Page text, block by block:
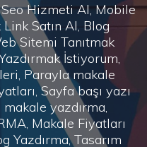
Hizmeti Al, Mobile
Satın Al, Blog
Sitemi Tanıtmak
İstiyorum,
Parayla makale
Sayfa başı yazı
yazdırma,
Makale Fiyatları
Yazdırma, Tasarım